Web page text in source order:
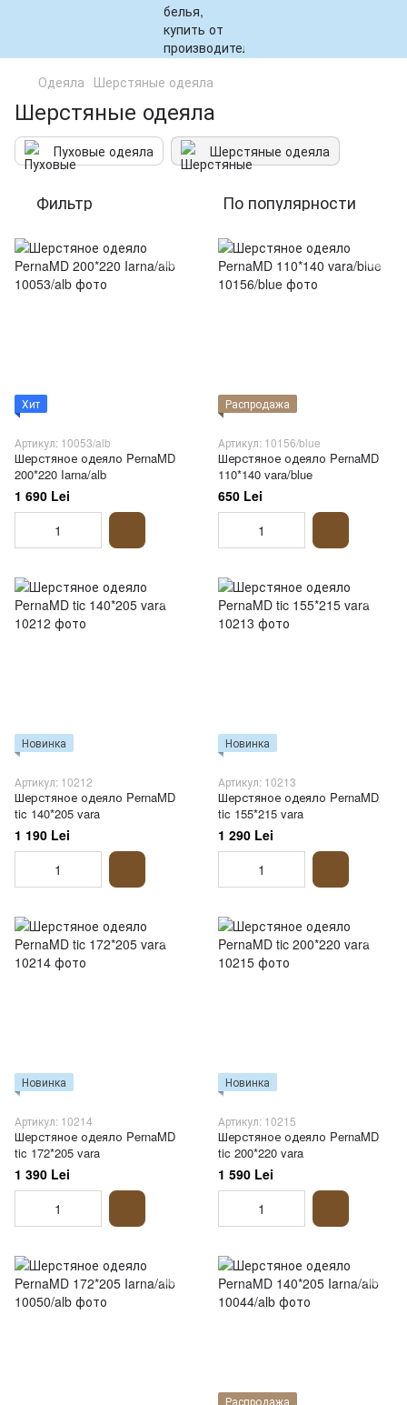
Одеяла Шерстяные одеяла
Шерстяные одеяла
Пуховые одеяла Шерстяные одеяла
Фильтр По популярности
Хит
Артикул: 10053/alb
Шерстяное одеяло PernaMD
200*220 Iarna/alb
1 690 Lei
Распродажа
Артикул: 10156/blue
Шерстяное одеяло PernaMD
110*140 vara/blue
650 Lei
Новинка
Артикул: 10212
Шерстяное одеяло PernaMD
tic 140*205 vara
1 190 Lei
Новинка
Артикул: 10213
Шерстяное одеяло PernaMD
tic 155*215 vara
1 290 Lei
Новинка
Артикул: 10214
Шерстяное одеяло PernaMD
tic 172*205 vara
1 390 Lei
Новинка
Артикул: 10215
Шерстяное одеяло PernaMD
tic 200*220 vara
1 590 Lei
Распродажа